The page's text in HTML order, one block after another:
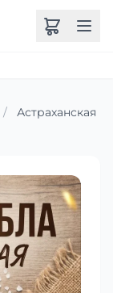
/
Астраханская